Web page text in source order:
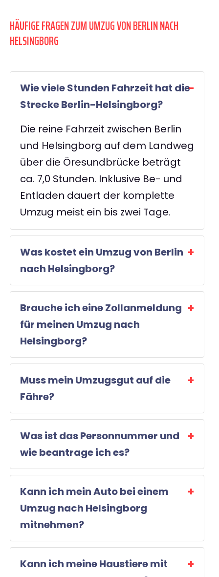
HÄUFIGE FRAGEN ZUM UMZUG VON BERLIN NACH
HELSINGBORG
Wie viele Stunden Fahrzeit hat die
Strecke Berlin-Helsingborg?
Die reine Fahrzeit zwischen Berlin
und Helsingborg auf dem Landweg
über die Öresundbrücke beträgt
ca. 7,0 Stunden. Inklusive Be- und
Entladen dauert der komplette
Umzug meist ein bis zwei Tage.
Was kostet ein Umzug von Berlin
nach Helsingborg?
Brauche ich eine Zollanmeldung
für meinen Umzug nach
Helsingborg?
Muss mein Umzugsgut auf die
Fähre?
Was ist das Personnummer und
wie beantrage ich es?
Kann ich mein Auto bei einem
Umzug nach Helsingborg
mitnehmen?
Kann ich meine Haustiere mit